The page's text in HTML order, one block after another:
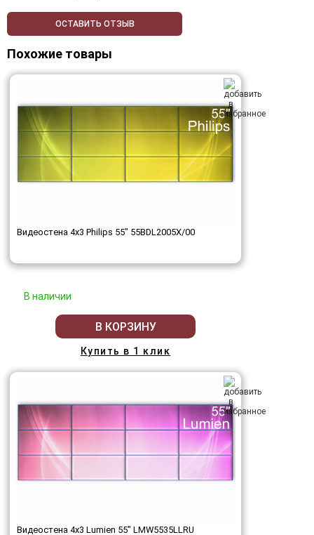
ОСТАВИТЬ ОТЗЫВ
Похожие товары
Видеостена 4x3 Philips 55" 55BDL2005X/00
В наличии
В КОРЗИНУ
Купить в 1 клик
Видеостена 4x3 Lumien 55" LMW5535LLRU